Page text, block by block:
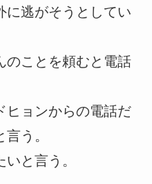
に逃がそうとしてい
のことを頼むと電話
ヒョンからの電話だ
う。
と言う。